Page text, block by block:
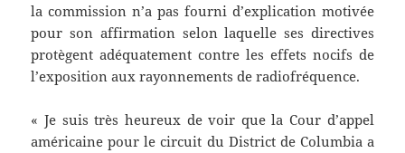
la commission n’a pas fourni d’explication motivée
pour son affirmation selon laquelle ses directives
protègent adéquatement contre les effets nocifs de
l’exposition aux rayonnements de radiofréquence.
« Je suis très heureux de voir que la Cour d’appel
américaine pour le circuit du District de Columbia a